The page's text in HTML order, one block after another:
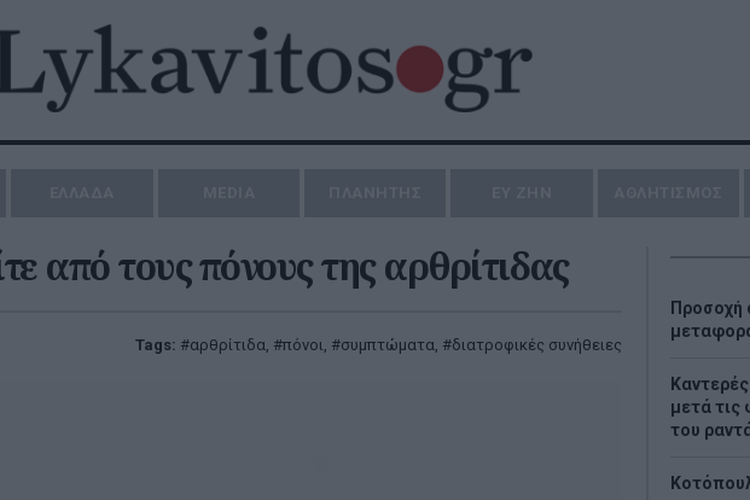
από τους πόνους της αρθρίτιδας
Tags: αρθρίτιδα, πόνοι, συμπτώματα, διατροφικές συνήθειες
Προσοχή
μετά τις
του